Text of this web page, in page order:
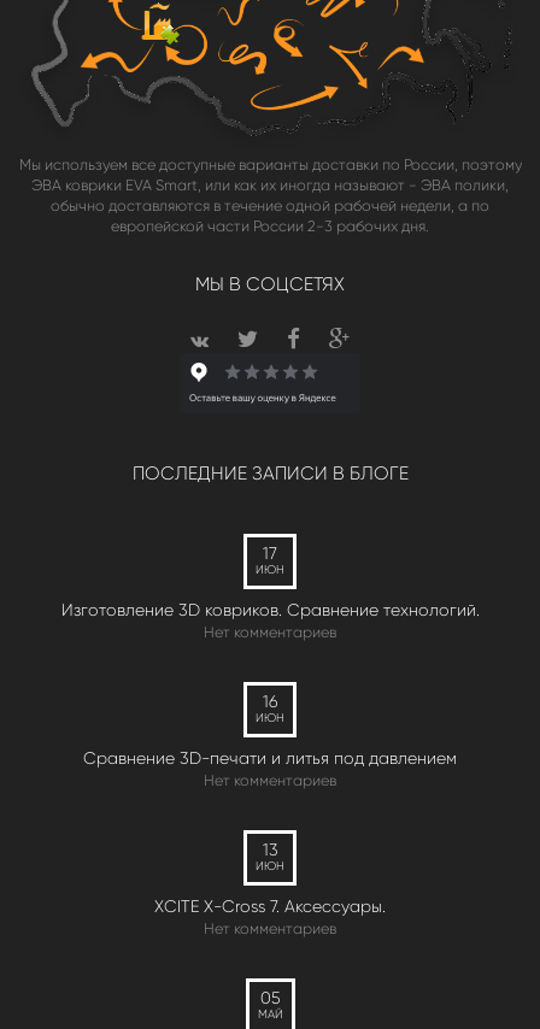
Мы используем все доступные варианты доставки по России, поэтому
ЭВА коврики EVA Smart, или как их иногда называют - ЭВА полики,
обычно доставляются в течение одной рабочей недели, а по
европейской части России 2-3 рабочих дня.
МЫ В СОЦСЕТЯХ
ПОСЛЕДНИЕ ЗАПИСИ В БЛОГЕ
17
ИЮН
Изготовление 3D ковриков. Сравнение технологий.
Нет комментариев
16
ИЮН
Сравнение 3D-печати и литья под давлением
Нет комментариев
13
ИЮН
XCITE X-Cross 7. Аксессуары.
Нет комментариев
05
МАЙ